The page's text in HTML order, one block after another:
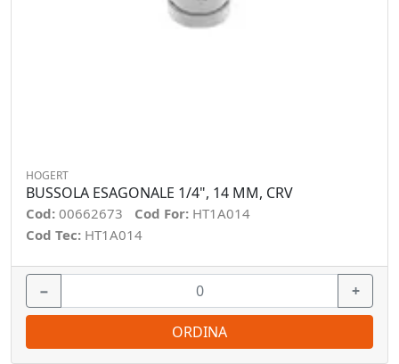
HOGERT
BUSSOLA ESAGONALE 1/4", 14 MM, CRV
Cod: 00662673 Cod For: HT1A014
Cod Tec: HT1A014
− +
ORDINA